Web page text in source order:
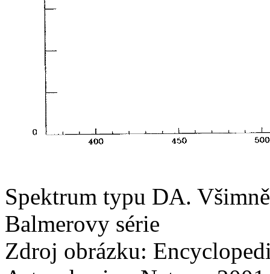
Spektrum typu DA.
Balmerovy série
Zdroj obrázku: